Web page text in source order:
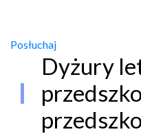
Posłuchaj
Dyżury